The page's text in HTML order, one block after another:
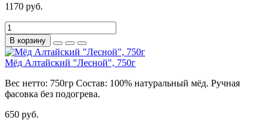
1170 руб.
В корзину
Мёд Алтайский "Лесной", 750г
Вес нетто: 750гр Состав: 100% натуральный мёд. Ручная
фасовка без подогрева.
650 руб.